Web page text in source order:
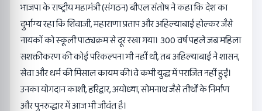
भाजपा के राष्ट्रीय महामंत्री (संगठन) बीएल संतोष ने कहा कि देश का
दुर्भाग्य रहा कि शिवाजी, महाराणा प्रताप और अहिल्याबाई होल्कर जैसे
नायकों को स्कूली पाठ्यक्रम से दूर रखा गया। 300 वर्ष पहले जब महिला
सशक्तीकरण की कोई परिकल्पना भी नहीं थी, तब अहिल्याबाई ने शासन,
सेवा और धर्म की मिसाल कायम की।वे कभी युद्ध में पराजित नहीं हुईं।
उनका योगदान काशी, हरिद्वार, अयोध्या, सोमनाथ जैसे तीर्थों के निर्माण
और पुनरुद्धार में आज भी जीवंत है।